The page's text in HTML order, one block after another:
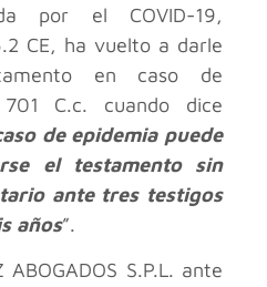
por el COVID-19,
CE, ha vuelto a darle
en caso de
C.c. cuando dice
de epidemia puede
el testamento sin
ante tres testigos
años”.
S.P.L. ante